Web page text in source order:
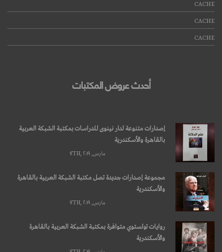
CACHE
CACHE
CACHE
أحدث عروض المكتبات
إصدارات متنوعة لدار نينوى للدراسات بمكتبة الشبكة العربية
بالقاهرة والأسكندرية
مارس, ۱۲TH, ۲۰۱۹
مجموعة إصدارات جديدة تصل مكتبة الشبكة العربية بالقاهرة
والأسكندرية
مارس, ۱۲TH, ۲۰۱۹
روايات تولستوي متوافرة بمكتبة الشبكة العربية بالقاهرة
والأسكندرية